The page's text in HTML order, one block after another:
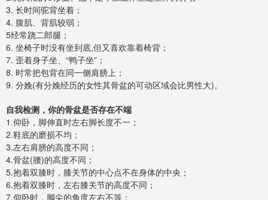
3. 长时间驼背坐着；
4. 腹肌、背肌较弱；
5经常跷二郎腿；
6. 坐椅子时没有坐到底,但又喜欢靠着椅背；
7. 歪着身子坐、“鸭子坐”；
8. 时常把包背在同一侧肩膀上；
9. 分娩(有分娩经历的女性其骨盆的可动区域会比男性大)。
自我检测，你的骨盆是否存在不端
1.仰卧，脚伸直时左右脚长度不一；
2.鞋底的磨损不均；
3.左右肩膀的高度不同；
4.骨盆(腰)的高度不同；
5.抱着双膝时，膝关节的中心点不在身体的中央；
6.抱着双膝时，左右膝关节的高度不同；
7.仰卧时，脚尖的角度左右不等；